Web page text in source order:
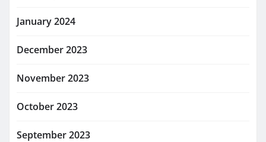
January 2024
December 2023
November 2023
October 2023
September 2023